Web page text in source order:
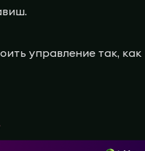
управление так, как